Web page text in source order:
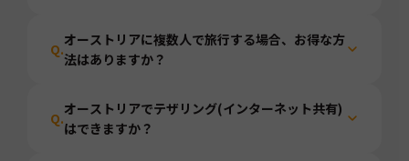
Q.
オーストリアに複数人で旅行する場合、お得な方
法はありますか？
Q.
オーストリアでテザリング(インターネット共有)
はできますか？